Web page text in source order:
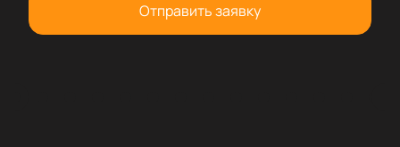
Отправить заявку